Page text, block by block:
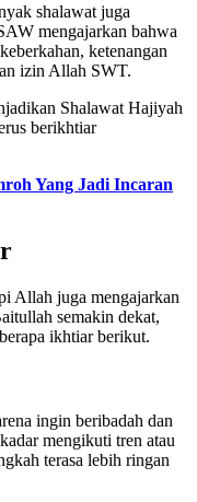
shalawat juga
mengajarkan bahwa
ketenangan
izin Allah SWT.
Shalawat Hajiyah
berikhtiar
Yang Jadi Incaran
Allah juga mengajarkan
semakin dekat,
ikhtiar berikut.
ingin beribadah dan
mengikuti tren atau
terasa lebih ringan